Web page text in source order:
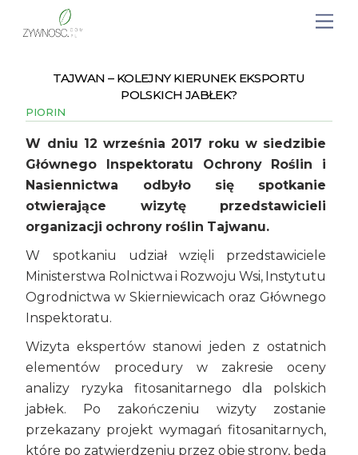
TAJWAN – KOLEJNY KIERUNEK EKSPORTU
POLSKICH JABŁEK?
PIORIN
W dniu 12 września 2017 roku w siedzibie
Głównego Inspektoratu Ochrony Roślin i
Nasiennictwa odbyło się spotkanie
otwierające wizytę przedstawicieli
organizacji ochrony roślin Tajwanu.
W spotkaniu udział wzięli przedstawiciele
Ministerstwa Rolnictwa i Rozwoju Wsi, Instytutu
Ogrodnictwa w Skierniewicach oraz Głównego
Inspektoratu.
Wizyta ekspertów stanowi jeden z ostatnich
elementów procedury w zakresie oceny
analizy ryzyka fitosanitarnego dla polskich
jabłek. Po zakończeniu wizyty zostanie
przekazany projekt wymagań fitosanitarnych,
które po zatwierdzeniu przez obie strony, będą